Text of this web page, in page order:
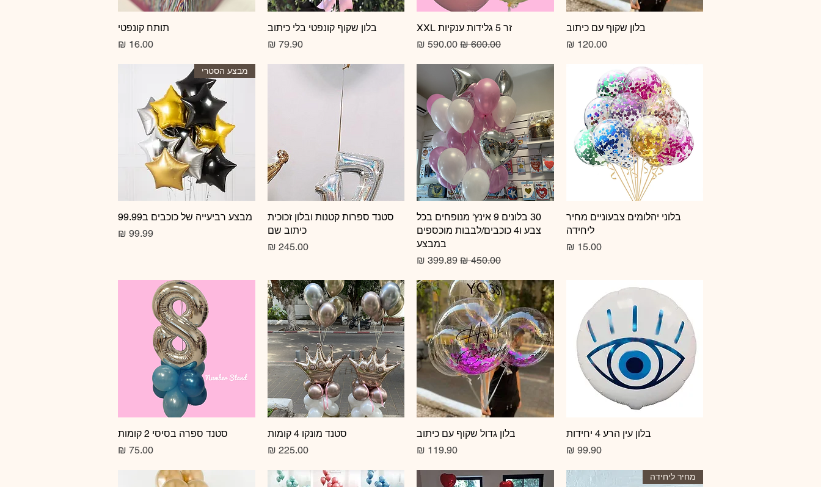
תצוגה מהירה
בלון שקוף עם כיתוב
מחיר‏120.00 ‏₪
תצוגה מהירה
זר 5 גלידות ענקיות XXL
מחיר רגיל מחיר מבצע
תצוגה מהירה
בלון שקוף קונפטי בלי כיתוב
מחיר‏79.90 ‏₪
תצוגה מהירהתותח קונפטי
מחיר
תצוגה מהירה
בלוני יהלומים צבעוניים מחיר
ליחידה
מחיר‏15.00 ‏₪
תצוגה מהירה
30 בלונים 9 אינץ' מנופחים בכל
צבע ו4 כוכבים/לבבות מוכספים
במבצע
מחיר רגיל מחיר מבצע
תצוגה מהירה
סטנד ספרות קטנות ובלון זכוכית
כיתוב שם
מחיר‏245.00 ‏₪
תצוגה מהירה
מבצע הסטרי
מבצע רביעייה של כוכבים ב99.99
מחיר
תצוגה מהירה
בלון עין הרע 4 יחידות
מחיר‏99.90 ‏₪
תצוגה מהירה
בלון גדול שקוף עם כיתוב
מחיר
תצוגה מהירה
סטנד מונקו 4 קומות
מחיר‏225.00 ‏₪
תצוגה מהירה
סטנד ספרה בסיסי 2 קומות
מחיר
מחיר ליחידה